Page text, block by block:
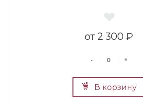
2 300 ₽
- +
В корзину